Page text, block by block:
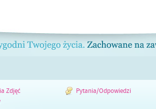
Zdjęć
Pytania/Odpowiedzi